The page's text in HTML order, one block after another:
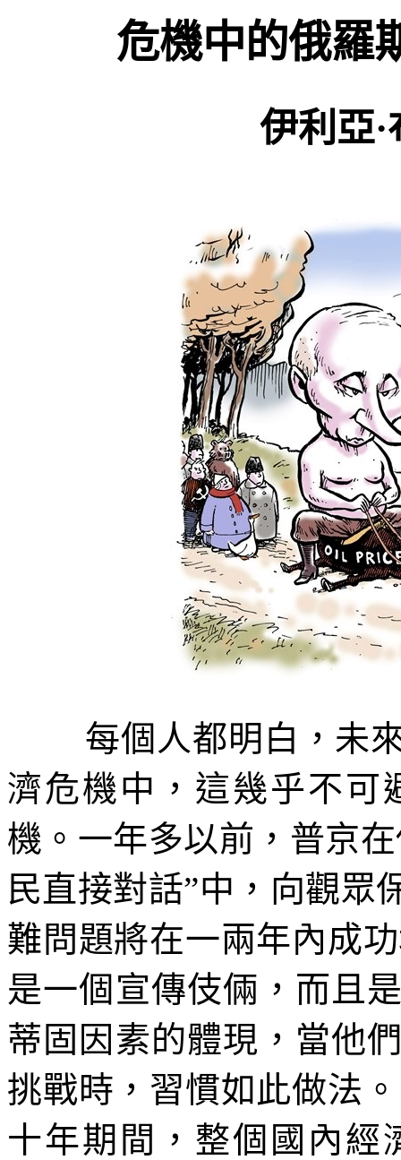
危機中的俄羅
伊利亞
每個人都明白，未
濟危機中，這幾乎不可
機。一年多以前，普京
民直接對話”中，向觀眾
難問題將在一兩年內成
是一個宣傳伎倆，而且
蒂固因素的體現，當他
挑戰時，習慣如此做法。
十年期間，整個國內經